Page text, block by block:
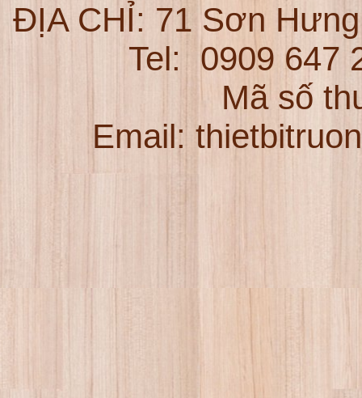
ĐỊA CHỈ: 71 Sơn
Tel: 0909
Mã số
Email: